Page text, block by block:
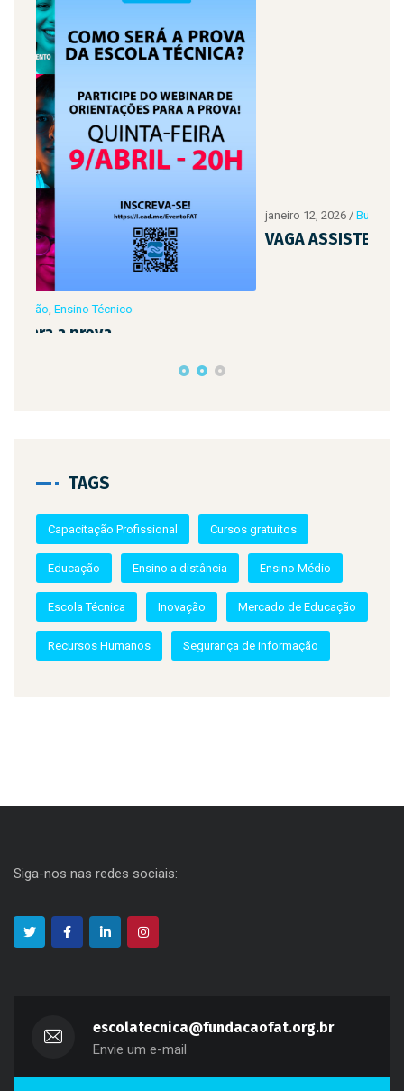
janeiro 12, 2026/Business, Ensino Técnico
VAGA ASSISTENTE ADMINISTRATIVO
Educação
Escola Técnica Inovação Mercado de Educação
Recursos Humanos Segurança de informação
escolatecnica@fundacaofat.org.br
(11) 3311-2660
Fale Conosco